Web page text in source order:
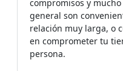
compromisos y
general son
relación muy larga, o
en comprometer tu
persona.